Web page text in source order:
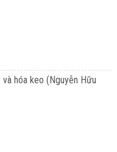
hóa keo (Nguyễn Hữu